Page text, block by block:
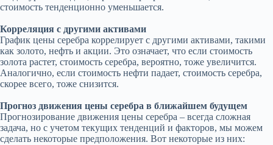
стоимость тенденционно уменьшается.
Корреляция с другими активами
График цены серебра коррелирует с другими активами, такими
как золото, нефть и акции. Это означает, что если стоимость
золота растет, стоимость серебра, вероятно, тоже увеличится.
Аналогично, если стоимость нефти падает, стоимость серебра,
скорее всего, тоже снизится.
Прогноз движения цены серебра в ближайшем будущем
Прогнозирование движения цены серебра – всегда сложная
задача, но с учетом текущих тенденций и факторов, мы можем
сделать некоторые предположения. Вот некоторые из них: